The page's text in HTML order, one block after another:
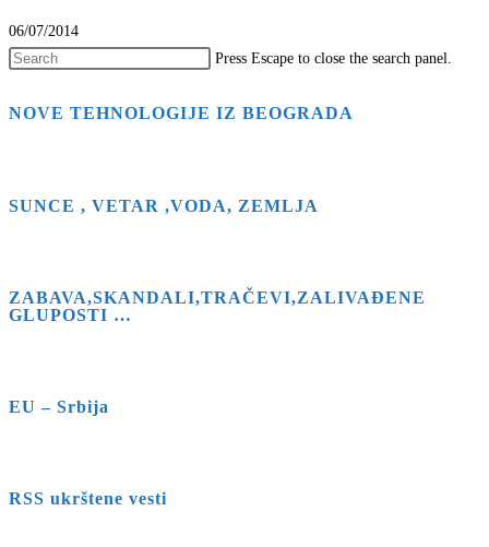
06/07/2014
Press Escape to close the search panel.
NOVE TEHNOLOGIJE IZ BEOGRADA
SUNCE , VETAR ,VODA, ZEMLJA
ZABAVA,SKANDALI,TRAČEVI,ZALIVAĐENE
GLUPOSTI …
EU – Srbija
RSS ukrštene vesti